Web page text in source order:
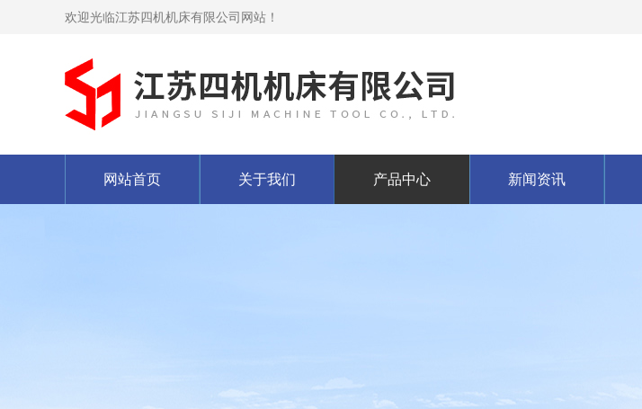
欢迎光临江苏四机机床有限公司网站！
网站首页 关于我们 产品中心 新闻资讯